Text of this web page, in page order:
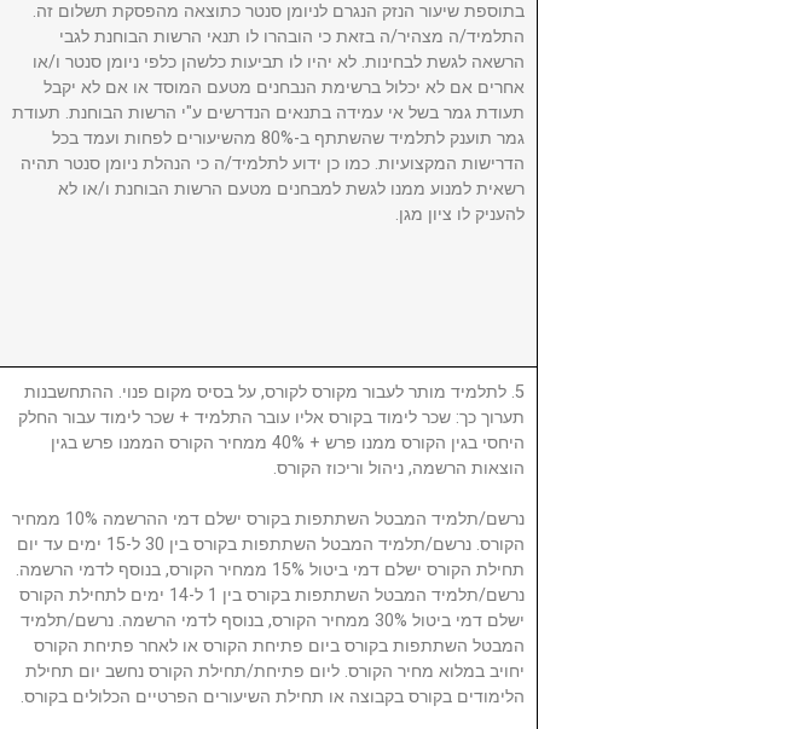
בתוספת שיעור הנזק הנגרם לניומן סנטר כתוצאה מהפסקת תשלום זה.
התלמיד/ה מצהיר/ה בזאת כי הובהרו לו תנאי הרשות הבוחנת לגבי
הרשאה לגשת לבחינות. לא יהיו לו תביעות כלשהן כלפי ניומן סנטר ו/או
אחרים אם לא יכלול ברשימת הנבחנים מטעם המוסד או אם לא יקבל
תעודת גמר בשל אי עמידה בתנאים הנדרשים ע"י הרשות הבוחנת. תעודת
גמר תוענק לתלמיד שהשתתף ב-80% מהשיעורים לפחות ועמד בכל
הדרישות המקצועיות. כמו כן ידוע לתלמיד/ה כי הנהלת ניומן סנטר תהיה
רשאית למנוע ממנו לגשת למבחנים מטעם הרשות הבוחנת ו/או לא
להעניק לו ציון מגן.
5. לתלמיד מותר לעבור מקורס לקורס, על בסיס מקום פנוי. ההתחשבנות
תערוך כך: שכר לימוד בקורס אליו עובר התלמיד + שכר לימוד עבור החלק
היחסי בגין הקורס ממנו פרש + 40% ממחיר הקורס הממנו פרש בגין
הוצאות הרשמה, ניהול וריכוז הקורס.
נרשם/תלמיד המבטל השתתפות בקורס ישלם דמי ההרשמה 10% ממחיר
הקורס. נרשם/תלמיד המבטל השתתפות בקורס בין 30 ל-15 ימים עד יום
תחילת הקורס ישלם דמי ביטול 15% ממחיר הקורס, בנוסף לדמי הרשמה.
נרשם/תלמיד המבטל השתתפות בקורס בין 1 ל-14 ימים לתחילת הקורס
ישלם דמי ביטול 30% ממחיר הקורס, בנוסף לדמי הרשמה. נרשם/תלמיד
המבטל השתתפות בקורס ביום פתיחת הקורס או לאחר פתיחת הקורס
יחויב במלוא מחיר הקורס. ליום פתיחת/תחילת הקורס נחשב יום תחילת
הלימודים בקורס בקבוצה או תחילת השיעורים הפרטיים הכלולים בקורס.